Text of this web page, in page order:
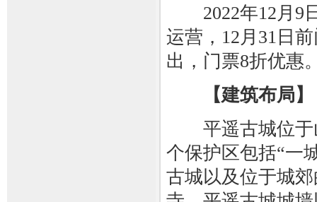
2022年12月9日
运营，12月31日
出，门票8折优惠
【建筑布局】
平遥古城位于
个保护区包括“一
古城以及位于城